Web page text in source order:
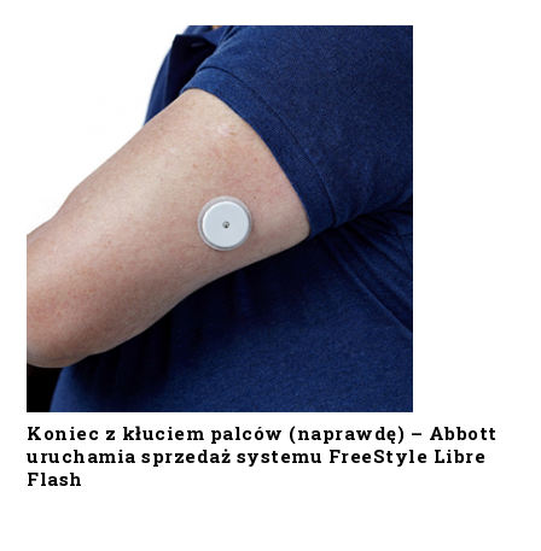
Koniec z kłuciem palców (naprawdę) – Abbott
uruchamia sprzedaż systemu FreeStyle Libre
Flash